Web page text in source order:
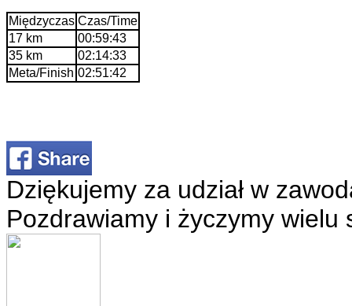
Międzyczas Czas/Time
17 km
00:59:43
35 km
02:14:33
Meta/Finish 02:51:42
Dziękujemy za udział w
Pozdrawiamy i życzymy wielu